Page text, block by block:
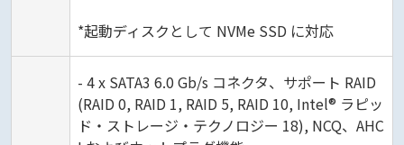
*起動ディスクとして NVMe SSD に対応
- 4 x SATA3 6.0 Gb/s コネクタ、サポート RAID
(RAID 0, RAID 1, RAID 5, RAID 10, Intel® ラピッ
ド・ストレージ・テクノロジー 18), NCQ、AHC